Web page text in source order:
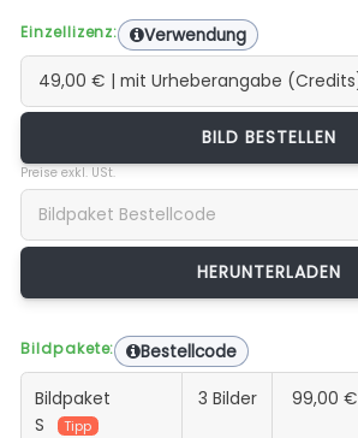
Einzellizenz: Verwendung
BILD BESTELLEN
Preise exkl. USt.
Bildpakete: Bestellcode
Bildpaket
S
Tipp
3 Bilder 99,00 €